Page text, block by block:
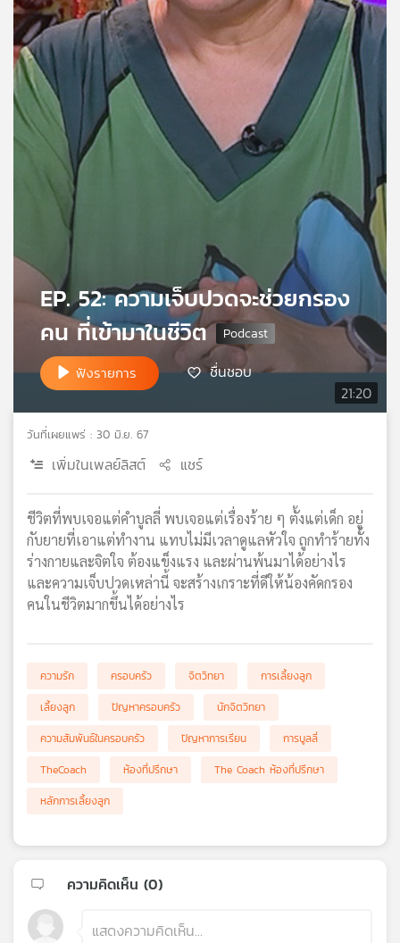
บทความ
ข่าว
และ
กิจกรรม
เรา
บี
เอส
แผนที่
วิทยุ
เครือ
ข่าย
21:20
EP. 52: ความเจ็บปวดจะช่วยกรอง
คน ที่เข้ามาในชีวิต
ฟังรายการ ชื่นชอบ
วันที่เผยแพร่ : 30 มิ.ย. 67
เพิ่มในเพลย์ลิสต์ แชร์
ชีวิตที่พบเจอแต่คำบูลลี่ พบเจอแต่เรื่องร้าย ๆ ตั้งแต่เด็ก อยู่
กับยายที่เอาแต่ทำงาน แทบไม่มีเวลาดูแลหัวใจ ถูกทำร้ายทั้ง
ร่างกายและจิตใจ ต้องแข็งแรง และผ่านพ้นมาได้อย่างไร
และความเจ็บปวดเหล่านี้ จะสร้างเกราะที่ดีให้น้องคัดกรอง
คนในชีวิตมากขึ้นได้อย่างไร
ความรัก ครอบครัว จิตวิทยา
การเลี้ยงลูก
เลี้ยงลูก
ปัญหาครอบครัว
นักจิตวิทยา
ความสัมพันธ์ในครอบครัว
ปัญหาการเรียน
การบูลลี่
TheCoach
ห้องที่ปรึกษา
The Coach ห้องที่ปรึกษา
หลักการเลี้ยงลูก
ความคิดเห็น (0)